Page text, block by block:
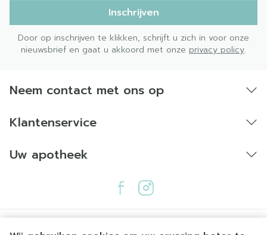
Inschrijven
Door op inschrijven te klikken, schrijft u zich in voor onze
nieuwsbrief en gaat u akkoord met onze privacy policy.
Neem contact met ons op
Klantenservice
Uw apotheek